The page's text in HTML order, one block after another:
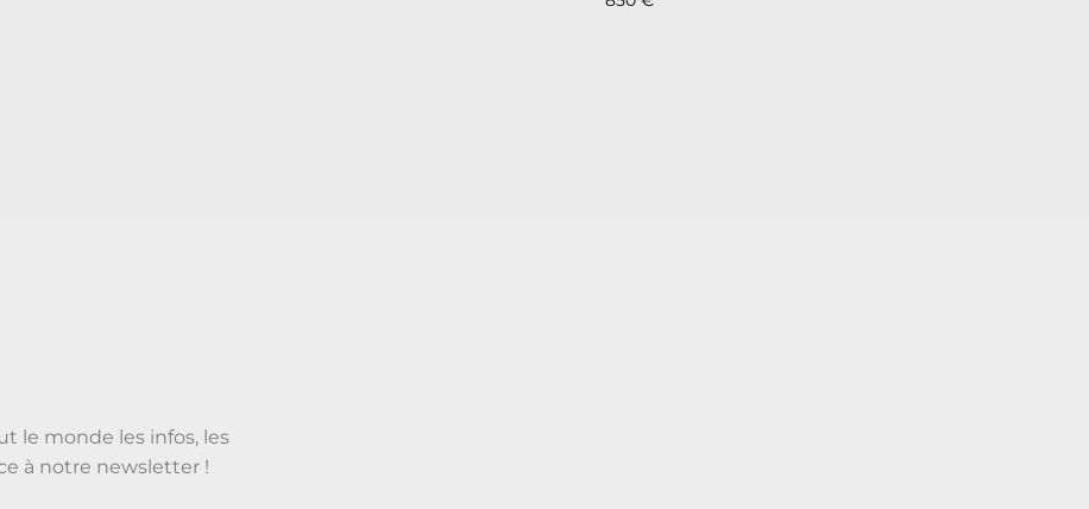
le monde les infos, les
à notre newsletter !